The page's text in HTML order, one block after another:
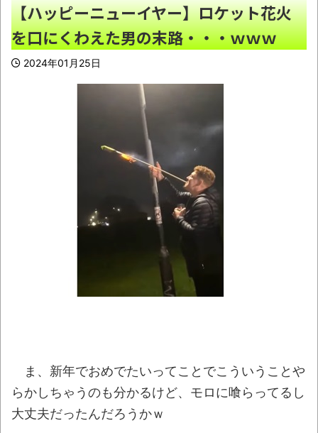
きない重篤状態に…「意識はある」NEW!
「水道温いね」←これにお前らなんて答え
る？正しい回答がコチラｗｗｗｗｗｗNEW!
【悲報】ラッパーさん、札束披露するもネ
ット民から新社会人の初ボーナスくらいしかな
NEW!
人生終わってる派遣社員だけどこれからど
う生きていくべきかな？NEW!
【画像】寺田心さん(18)、筋トレした結果無
事かわいくなるｗｗｗｗｗ
記者「中革連は食料品消費税ゼロを公約に
掲げていたが？」→階猛氏「それは財源確保と
「いったいどんな音が出るのか…」韓国で売
っている目覚まし時計のデザインが悪夢すぎる
ｗｗｗ NEW!
【ハッピーニューイヤー】ロケット花火
を口にくわえた男の末路・・・ｗｗｗ
2024年01月25日
ま、新年でおめでたいってことでこういうことや
らかしちゃうのも分かるけど、モロに喰らってるし
大丈夫だったんだろうかｗ